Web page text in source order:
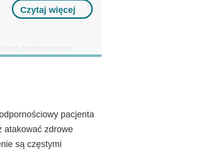
Czytaj więcej
podeszwowa
może byćpacjenta
atakować zdrowe
są częstymi